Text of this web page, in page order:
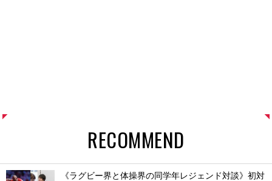
RECOMMEND
《ラグビー界と体操界の同学年レジェンド対談》初対